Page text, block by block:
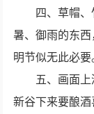
四、草帽
暑、御雨的东
明节似无此必要
五、画面
新谷下来要酿酒